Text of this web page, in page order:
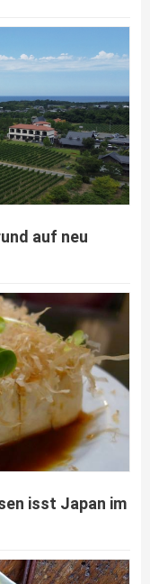
auf neu
isst Japan im